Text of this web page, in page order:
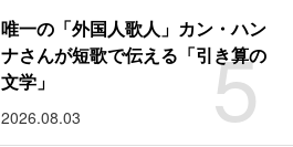
5
唯一の「外国人歌人」カン・ハン
ナさんが短歌で伝える「引き算の
文学」
2026.08.03